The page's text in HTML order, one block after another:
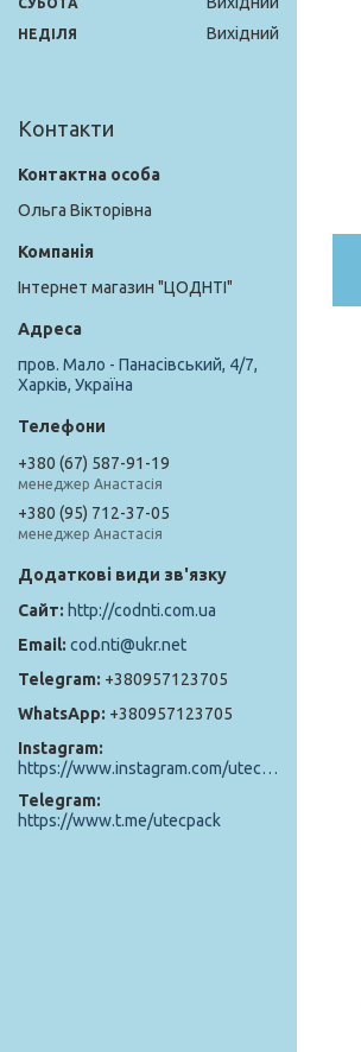
СУБОТА
НЕДІЛЯ Вихідний
Контакти
Ольга Вікторівна
Інтернет магазин "ЦОДНТІ"
пров. Мало - Панасівський, 4/7,
Харків, Україна
+380 (67) 587-91-19
менеджер Анастасія
+380 (95) 712-37-05
менеджер Анастасія
http://codnti.com.ua
cod.nti@ukr.net
+380957123705
+380957123705
Instagram
https://www.instagram.com/utec_pack/
Telegram
https://www.t.me/utecpack